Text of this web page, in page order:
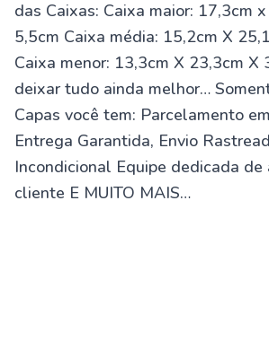
das Caixas: Caixa maior: 17,3cm
5,5cm Caixa média: 15,2cm X
Caixa menor: 13,3cm X 23,3cm X
deixar tudo ainda melhor…
Capas você tem: Parcelamento
Entrega Garantida, Envio
Incondicional Equipe dedicada
cliente E MUITO MAIS…